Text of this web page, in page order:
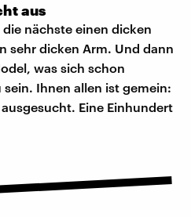
aus
nächste einen dicken
sehr dicken Arm. Und dann
was sich schon
Ihnen allen ist gemein:
Eine Einhundert